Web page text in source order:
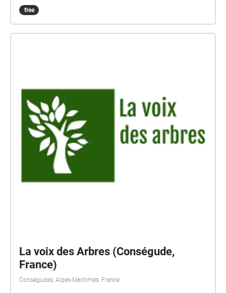
Pourquoi viens-tu si tard? » et au cours de la soirée
du 23 juillet sur le parvis de l’église Saint-Louis – je
Saint-Louis et au parc du Château d’eau. La voix des
Arbre (Sète): Marilyne Bertoncini & Giovanna Iorio
Denis Heudré Miguel Angel Real Beppe Sebaste
Christine Durif-Bruckert Dominique Ottavi Angèle
Paoli Franck Berthoux Eva-Maria Berg Carole
Carcillo Mesrobian Avec le poémes de Marice
Notturno Concertante
free
La voix des Arbres (Conségude,
France)
Conségudes, Alpes-Maritimes, France